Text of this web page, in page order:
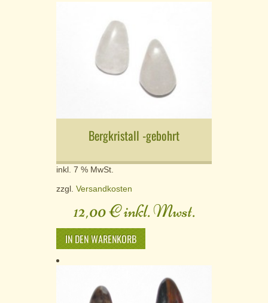
Bergkristall -gebohrt
inkl. 7 % MwSt.
zzgl. Versandkosten
12,00€inkl. Mwst.
IN DEN WARENKORB